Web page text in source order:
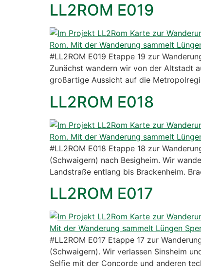
LL2ROM E019
#LL2ROM E019 Etappe 19 zur
Zunächst wandern wir von der Altstadt
großartige Aussicht auf die
LL2ROM E018
#LL2ROM E018 Etappe 18 zur
(Schwaigern) nach Besigheim. Wir
Landstraße entlang bis Brackenheim.
LL2ROM E017
#LL2ROM E017 Etappe 17 zur
(Schwaigern). Wir verlassen Sinsheim
Selfie mit der Concorde und anderen